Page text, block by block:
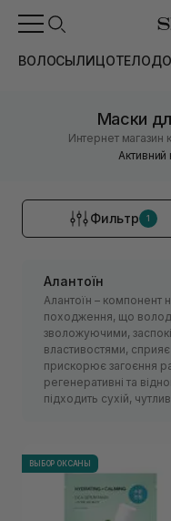
ВОЛОСЫЛИЦОТЕЛО
Маски
Интернет магазин
Активний
Фильтр 1
Алантоїн
Алантоїн – компонент
походження, що
зволожуючими,
властивостями,
прискорює загоєння
регенеративні та
підходить сухій,
ВЫБОР ОКСАНЫ